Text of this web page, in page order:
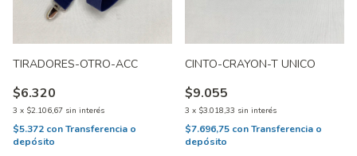
TIRADORES-OTRO-ACC
$6.320
3 x $2.106,67 sin interés
$5.372 conTransferencia o
depósito
CINTO-CRAYON-T UNICO
$9.055
3 x $3.018,33 sin interés
$7.696,75 conTransferencia o
depósito